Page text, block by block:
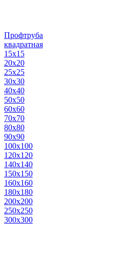
Профтруба
квадратная
15х15
20х20
25х25
30х30
40х40
50х50
60х60
70х70
80х80
90х90
100х100
120х120
140х140
150х150
160х160
180х180
200х200
250х250
300х300